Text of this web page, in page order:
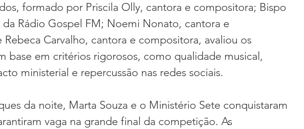
formado por Priscila Olly, cantora e compositora; Bispo
da Rádio Gospel FM; Noemi Nonato, cantora e
Carvalho, cantora e compositora, avaliou os
base em critérios rigorosos, como qualidade musical,
ministerial e repercussão nas redes sociais.
da noite, Marta Souza e o Ministério Sete conquistaram
vaga na grande final da competição. As